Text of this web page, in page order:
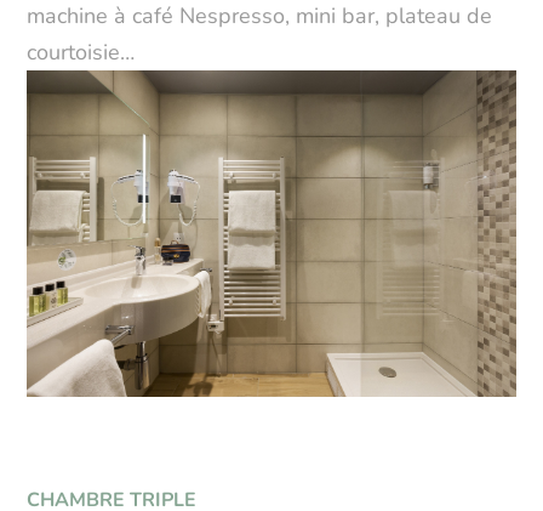
machine à café Nespresso, mini bar, plateau de
courtoisie…
CHAMBRE TRIPLE